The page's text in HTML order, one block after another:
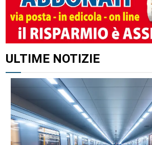
ULTIME NOTIZIE